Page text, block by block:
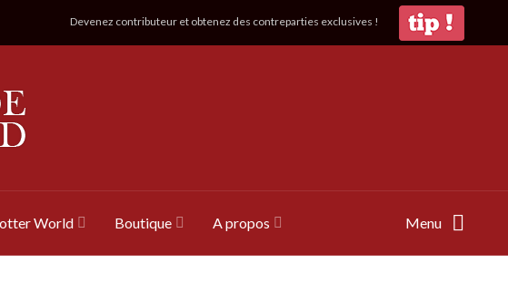
Devenez contributeur et obtenez des contreparties exclusives !
World Boutique A propos Menu